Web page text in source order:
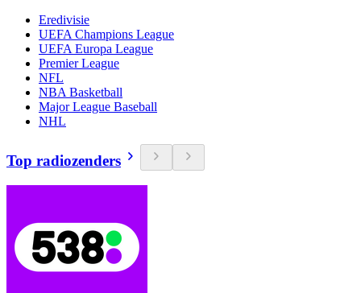
Eredivisie
UEFA Champions League
UEFA Europa League
Premier League
NFL
NBA Basketball
Major League Baseball
NHL
Top radiozenders